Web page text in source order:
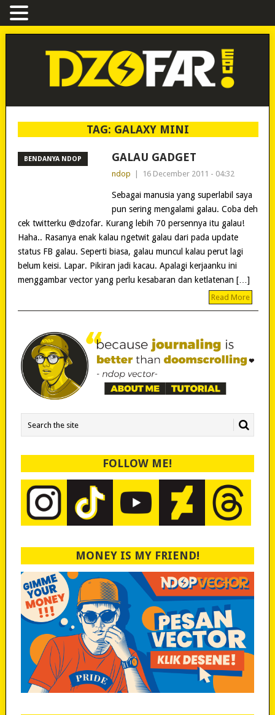
TAG: GALAXY MINI
BENDANYA NDOP GALAU GADGET
ndop 16 December 2011 - 04:32
Sebagai manusia yang superlabil saya
pun sering mengalami galau. Coba deh
cek twitterku @dzofar. Kurang lebih 70 persennya itu galau!
Haha.. Rasanya enak kalau ngetwit galau dari pada update
status FB galau. Seperti biasa, galau muncul kalau perut lagi
belum keisi. Lapar. Pikiran jadi kacau. Apalagi kerjaanku ini
menggambar vector yang perlu kesabaran dan ketlatenan […]
Read More
FOLLOW ME!
MONEY IS MY FRIEND!